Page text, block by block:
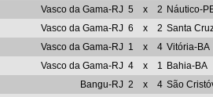
Vasco da Gama-RJ 5 x 2 Náutico-
Vasco da Gama-RJ 6 x 2 Santa
Vasco da Gama-RJ 1 x 4 Vitória-BA
Vasco da Gama-RJ 4 x 1 Bahia-BA
Bangu-RJ 2 x 4 São